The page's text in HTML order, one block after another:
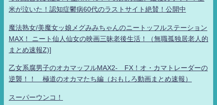
米が泣いた！認知症鬱病60代のラストサイト絶賛！公開中
魔法熟女/美魔女ッ娘メグみみちゃんのニートッフルステーション
MAX！ ニート仙人仙女の映画三昧老後生活！（無職孤独居老人的
まとめ速報Z)]
乙女系腐男子のオカマッフルMAX2- FX！オ・カマトレーダーの
逆襲！！ 極道のオカマたち編（おもしろ動画まとめ速報）
スーパーウンコ！